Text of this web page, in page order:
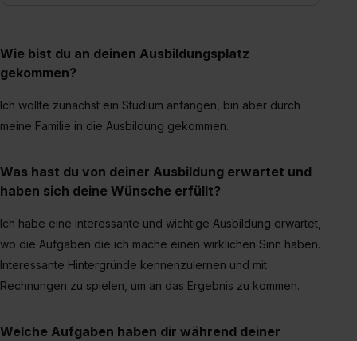
Einstellungen“ widerrufen. Weitere Informationen zu den
einzelnen Cookies findest du durch Klick auf „Details
Impressum.
Wie bist du an deinen Ausbildungsplatz
gekommen?
Ich wollte zunächst ein Studium anfangen, bin aber durch
meine Familie in die Ausbildung gekommen.
Was hast du von deiner Ausbildung erwartet und
haben sich deine Wünsche erfüllt?
Ich habe eine interessante und wichtige Ausbildung erwartet,
wo die Aufgaben die ich mache einen wirklichen Sinn haben.
Interessante Hintergründe kennenzulernen und mit
Rechnungen zu spielen, um an das Ergebnis zu kommen.
Welche Aufgaben haben dir während deiner